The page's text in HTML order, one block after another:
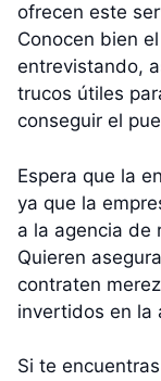
ofrecen este
Conocen bien
entrevistando,
trucos útiles
conseguir el
Espera que la
ya que la
a la agencia de
Quieren
contraten
invertidos en la
Si te